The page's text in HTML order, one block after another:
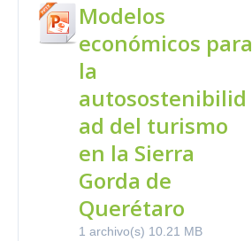
Modelos
económicos para
la
autosostenibilid
ad del turismo
en la Sierra
Gorda de
Querétaro
1 archivo(s) 10.21 MB